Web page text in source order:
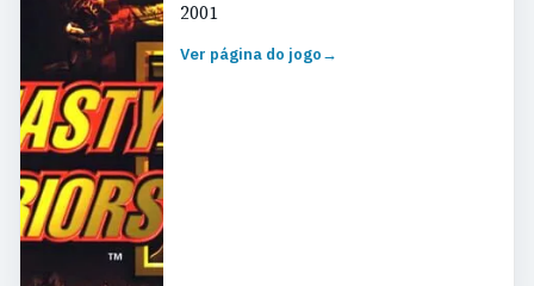
2001
Ver página do jogo→